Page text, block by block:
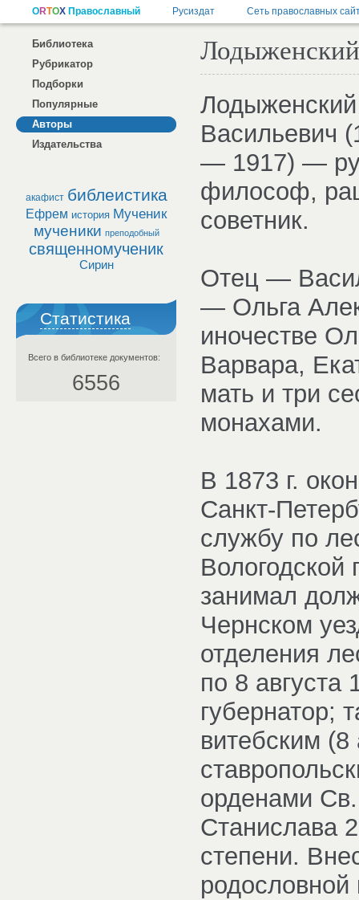
Библиотека
Рубрикатор
Подборки
Популярные
Авторы
Издательства
акафист библеистика
Ефрем история Мученик
мученики преподобный
священномученик
Сирин
Статистика
Всего в библиотеке документов:
6556
Васильевич
— 1917) —
философ,
советник.
Отец —
— Ольга
иночестве
Варвара,
мать и три
монахами.
В 1873 г.
Санкт-
службу по
Вологодской
занимал
Чернском
отделения
по 8
губернатор;
витебским
орденами
Станислава
степени.
родословной